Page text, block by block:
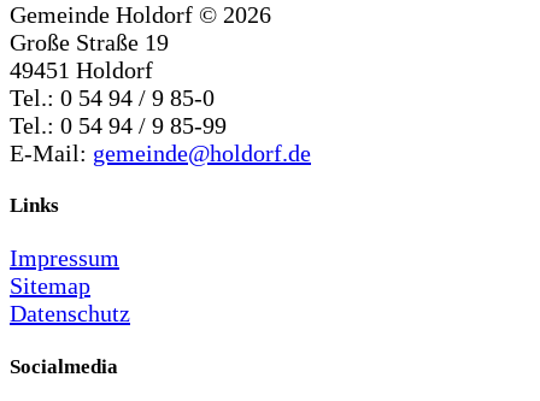
Gemeinde Holdorf © 2026
Große Straße 19
49451 Holdorf
Tel.: 0 54 94 / 9 85-0
Tel.: 0 54 94 / 9 85-99
E-Mail: gemeinde@holdorf.de
Links
Impressum
Sitemap
Datenschutz
Socialmedia